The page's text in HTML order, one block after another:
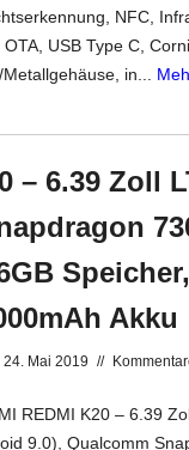
NFC,
OTA, USB Type C,
in...
– 6.39 Zoll
Akku
24. Mai 2019 //
REDMI K20 – 6.39
9.0), Qualcomm